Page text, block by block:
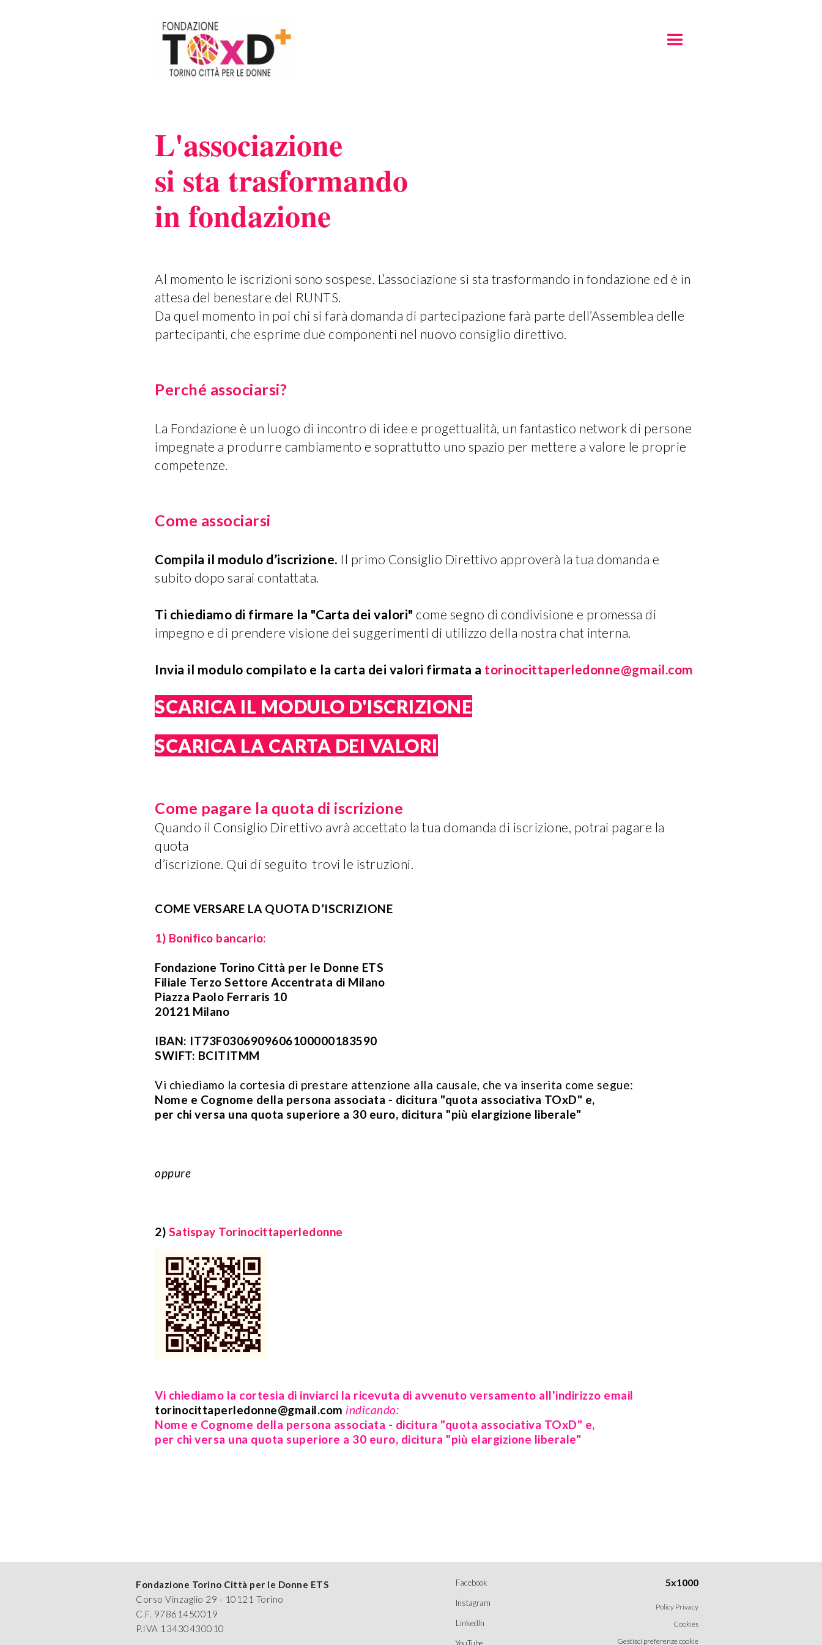
L'associazione
si sta trasformando
in fondazione
Al momento le iscrizioni sono sospese. L’associazione si sta trasformando in fondazione ed è in
attesa del benestare del RUNTS.
Da quel momento in poi chi si farà domanda di partecipazione farà parte dell’Assemblea delle
partecipanti, che esprime due componenti nel nuovo consiglio direttivo.
Perché associarsi?
La Fondazione è un luogo di incontro di idee e progettualità, un fantastico network di persone
impegnate a produrre cambiamento e soprattutto uno spazio per mettere a valore le proprie
competenze.
Come associarsi
Compila il modulo d’iscrizione. Il primo Consiglio Direttivo approverà la tua domanda e
subito dopo sarai contattata.
Ti chiediamo di firmare la "Carta dei valori" come segno di condivisione e promessa di
impegno e di prendere visione dei suggerimenti di utilizzo della nostra chat interna.
Invia il modulo compilato e la carta dei valori firmata a torinocittaperledonne@gmail.com
SCARICA IL MODULO D'ISCRIZIONE
SCARICA LA CARTA DEI VALORI
Come pagare la quota di iscrizione
Quando il Consiglio Direttivo avrà accettato la tua domanda di iscrizione, potrai pagare la
quota
d’iscrizione. Qui di seguito trovi le istruzioni.
COME VERSARE LA QUOTA D’ISCRIZIONE
1) Bonifico bancario:
Fondazione Torino Città per le Donne ETS
Filiale Terzo Settore Accentrata di Milano
Piazza Paolo Ferraris 10
20121 Milano
IBAN: IT73F0306909606100000183590
SWIFT: BCITITMM
Vi chiediamo la cortesia di prestare attenzione alla causale, che va inserita come segue:
Nome e Cognome della persona associata - dicitura "quota associativa TOxD" e,
per chi versa una quota superiore a 30 euro, dicitura "più elargizione liberale"
oppure
2) Satispay Torinocittaperledonne
Vi chiediamo la cortesia di inviarci la ricevuta di avvenuto versamento all'indirizzo email
torinocittaperledonne@gmail.com indicando:
Nome e Cognome della persona associata - dicitura "quota associativa TOxD" e,
per chi versa una quota superiore a 30 euro, dicitura "più elargizione liberale"
Fondazione Torino Città per le Donne ETS
Corso Vinzaglio 29 - 10121 Torino
C.F. 97861450019
P.IVA 13430430010
Facebook
Instagram
LinkedIn
YouTube
5x1000
Policy Privacy
Cookies
Gestisci preferenze cookie